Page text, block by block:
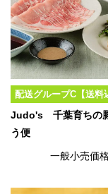
配送グループC【送料
Judo's 千葉育ちの
う便
一般小売価